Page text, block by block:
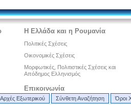
Η Ελλάδα και η Ρουμανία
Πολιτικές Σχέσεις
Οικονομικές Σχέσεις
Μορφωτικές, Πολιτιστικές Σχέσεις και
Απόδημος Ελληνισμός
Επικοινωνία
Εξωτερικού Σύνθετη Αναζήτηση Όροι